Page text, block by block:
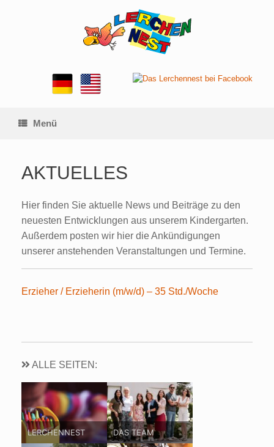
Menü
AKTUELLES
Hier finden Sie aktuelle News und Beiträge zu den
neuesten Entwicklungen aus unserem Kindergarten.
Außerdem posten wir hier die Ankündigungen
unserer anstehenden Veranstaltungen und Termine.
Erzieher / Erzieherin (m/w/d) – 35 Std./Woche
ALLE SEITEN:
LERCHENNEST DAS TEAM